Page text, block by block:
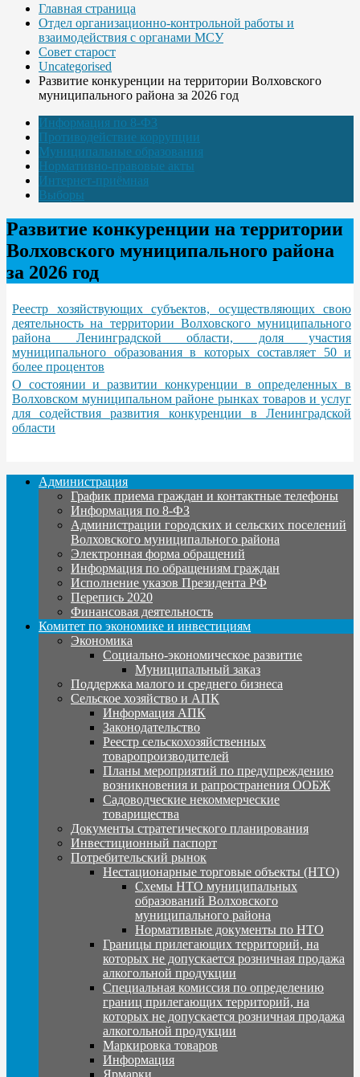
Главная страница
Отдел организационно-контрольной работы и
взаимодействия с органами МСУ
Совет старост
Uncategorised
Развитие конкуренции на территории Волховского
муниципального района за 2026 год
Информация по 8-ФЗ
Противодействие коррупции
Муниципальные образования
Нормативно-правовые акты
Интернет-приёмная
Выборы
Развитие конкуренции на территории
Волховского муниципального района
за 2026 год
Реестр хозяйствующих субъектов, осуществляющих свою
деятельность на территории Волховского муниципального
района Ленинградской области, доля участия
муниципального образования в которых составляет 50 и
более процентов
О состоянии и развитии конкуренции в определенных в
Волховском муниципальном районе рынках товаров и услуг
для содействия развития конкуренции в Ленинградской
области
Администрация
График приема граждан и контактные телефоны
Информация по 8-ФЗ
Администрации городских и сельских поселений
Волховского муниципального района
Электронная форма обращений
Информация по обращениям граждан
Исполнение указов Президента РФ
Перепись 2020
Финансовая деятельность
Комитет по экономике и инвестициям
Экономика
Социально-экономическое развитие
Муниципальный заказ
Поддержка малого и среднего бизнеса
Сельское хозяйство и АПК
Информация АПК
Законодательство
Реестр сельскохозяйственных
товаропроизводителей
Планы мероприятий по предупреждению
возникновения и рапространения ООБЖ
Садоводческие некоммерческие
товарищества
Документы стратегического планирования
Инвестиционный паспорт
Потребительский рынок
Нестационарные торговые объекты (НТО)
Схемы НТО муниципальных
образований Волховского
муниципального района
Нормативные документы по НТО
Границы прилегающих территорий, на
которых не допускается розничная продажа
алкогольной продукции
Специальная комиссия по определению
границ прилегающих территорий, на
которых не допускается розничная продажа
алкогольной продукции
Маркировка товаров
Информация
Ярмарки